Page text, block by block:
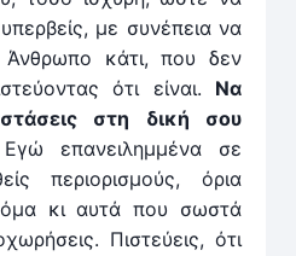
με συνέπεια να
Άνθρωπο κάτι, που δεν
ότι είναι. Να
στη δική σου
επανειλημμένα σε
περιορισμούς, όρια
κι αυτά που σωστά
Πιστεύεις, ότι